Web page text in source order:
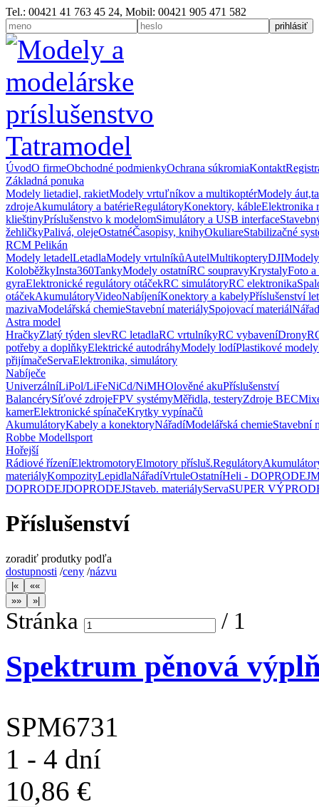
Tel.: 00421 41 763 45 24, Mobil: 00421 905 471 582
ÚvodO firmeObchodné podmienkyOchrana súkromiaKontakt
Základná ponuka
Modely lietadiel, rakietModely vrtuľníkov a multikoptérModely
zdrojeAkumulátory a batérieRegulátoryKonektory, kábleElektronika
klieštinyPríslušenstvo k modelomSimulátory a USB interface
žehličkyPalivá, olejeOstatnéČasopisy, knihyOkuliareStabilizačné
RCM Pelikán
Modely letadelLetadlaModely vrtulníkůAutelMultikopteryDJI
KoloběžkyInsta360TankyModely ostatníRC soupravyKrystalyFoto
gyraElektronické regulátory otáčekRC simulátoryRC elektronika
otáčekAkumulátoryVideoNabíjeníKonektory a kabelyPříslušenství
mazivaModelářská chemieStavební materiálySpojovací materiál
Astra model
HračkyZlatý týden slevRC letadlaRC vrtulníkyRC vybaveníDrony
potřeby a doplňkyElektrické autodráhyModely lodíPlastikové modely
přijímačeServaElektronika, simulátory
Nabíječe
UniverzálníLiPol/LiFeNiCd/NiMHOlověné akuPříslušenství
BalancérySíťové zdrojeFPV systémyMěřidla, testeryZdroje BEC
kamerElektronické spínačeKrytky vypínačů
AkumulátoryKabely a konektoryNářadíModelářská chemieStavební
Robbe Modellsport
Hořejší
Rádiové řízeníElektromotoryElmotory přísluš.Regulátory
materiályKompozityLepidlaNářadíVrtuleOstatníHeli - DOPRODEJ
DOPRODEJDOPRODEJStaveb. materiályServaSUPER
Příslušenství
zoradiť produtky podľa
dostupnosti /ceny /názvu
Stránka / 1
Spektrum pěnová
SPM6731
1 - 4 dní
10,86 €